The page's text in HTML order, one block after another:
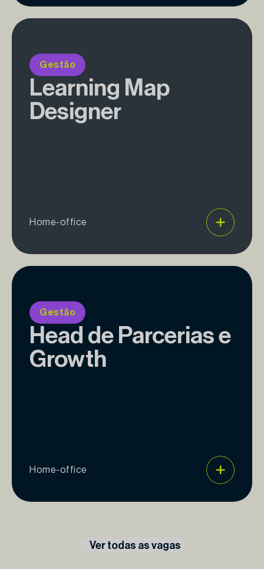
Gestão
Learning Map
Designer
Home-office
Gestão
Head de Parcerias e
Growth
Home-office
Ver todas as vagas